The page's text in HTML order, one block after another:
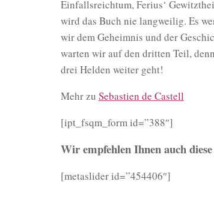
Einfallsreichtum, Ferius‘
wird das Buch nie langweilig. Es
wir dem Geheimnis und der
warten wir auf den dritten Teil,
drei Helden weiter geht!
Mehr zu Sebastien de Castell
[ipt_fsqm_form id=”388″]
Wir empfehlen Ihnen auch
[metaslider id=”454406″]